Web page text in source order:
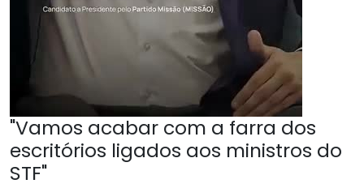
"Vamos acabar com a farra dos
escritórios ligados aos ministros do
STF"